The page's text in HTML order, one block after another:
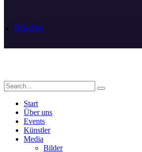
Städte
Start
Über uns
Events
Künstler
Media
Bilder